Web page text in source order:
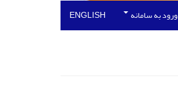
ورود به سامانه ENGLISH